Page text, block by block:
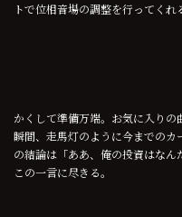
トで位相音場の調整を行ってくれ
かくして準備万端。お気に入りの
瞬間、走馬灯のように今までのカ
の結論は「ああ、俺の投資はなん
この一言に尽きる。